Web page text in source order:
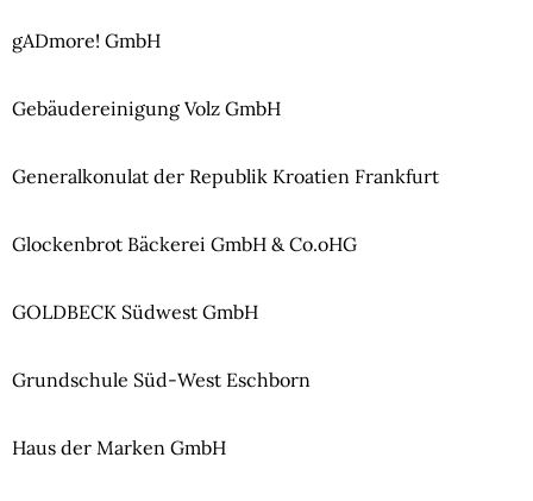
gADmore! GmbH
Gebäudereinigung Volz GmbH
Generalkonulat der Republik Kroatien Frankfurt
Glockenbrot Bäckerei GmbH & Co.oHG
GOLDBECK Südwest GmbH
Grundschule Süd-West Eschborn
Haus der Marken GmbH